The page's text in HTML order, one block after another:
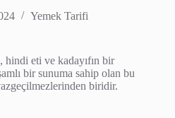
Yemek Tarifi
eti ve kadayıfın bir
bir sunuma sahip olan bu
biridir.